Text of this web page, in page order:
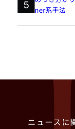
5
ner系手法
ニュースに